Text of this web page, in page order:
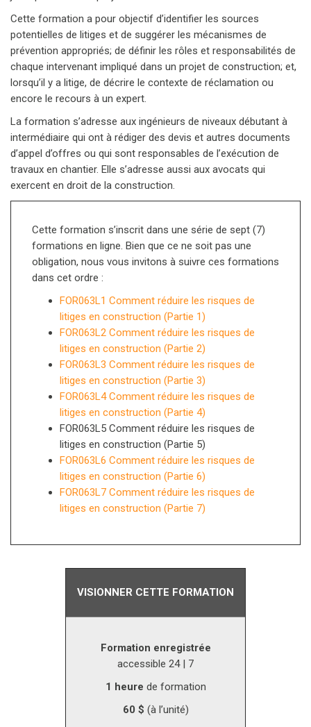
Cette formation a pour objectif d’identifier les sources
potentielles de litiges et de suggérer les mécanismes de
prévention appropriés; de définir les rôles et responsabilités de
chaque intervenant impliqué dans un projet de construction; et,
lorsqu’il y a litige, de décrire le contexte de réclamation ou
encore le recours à un expert.
La formation s’adresse aux ingénieurs de niveaux débutant à
intermédiaire qui ont à rédiger des devis et autres documents
d’appel d’offres ou qui sont responsables de l’exécution de
travaux en chantier. Elle s’adresse aussi aux avocats qui
exercent en droit de la construction.
Cette formation s’inscrit dans une série de sept (7)
formations en ligne. Bien que ce ne soit pas une
obligation, nous vous invitons à suivre ces formations
dans cet ordre :
FOR063L1 Comment réduire les risques de
litiges en construction (Partie 1)
FOR063L2 Comment réduire les risques de
litiges en construction (Partie 2)
FOR063L3 Comment réduire les risques de
litiges en construction (Partie 3)
FOR063L4 Comment réduire les risques de
litiges en construction (Partie 4)
FOR063L5 Comment réduire les risques de
litiges en construction (Partie 5)
FOR063L6 Comment réduire les risques de
litiges en construction (Partie 6)
FOR063L7 Comment réduire les risques de
litiges en construction (Partie 7)
VISIONNER CETTE FORMATION
Formation enregistrée
accessible 24 | 7
1 heure de formation
60 $ (à l’unité)